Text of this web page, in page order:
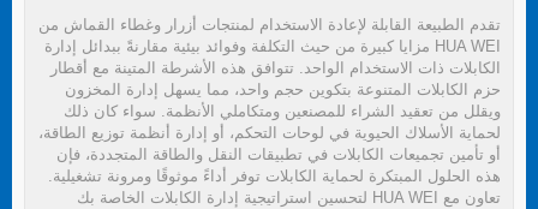
تقدم الطبيعة القابلة لإعادة الاستخدام لمنتجات أزرار وغطاء القماش من
HUA WEI مزايا كبيرة من حيث التكلفة وفوائد بيئية مقارنةً ببدائل إدارة
الكابلات ذات الاستخدام الواحد. تتوافق هذه الأشرطة المتينة مع أقطار
حزم الكابلات المتنوعة بتكوين حجم واحد، مما يسهل إدارة المخزون
ويقلل من تعقيد الشراء للمصنعين ومتكاملي الأنظمة. سواء كان ذلك
لحماية الأسلاك الحيوية في لوحات التحكم، أو إدارة أنظمة توزيع الطاقة،
أو تأمين تجميعات الكابلات في تطبيقات النقل والطاقة المتجددة، فإن
هذه الحلول المبتكرة لحماية الكابلات توفر أداءً موثوقًا ومرونة تشغيلية.
تعاون مع HUA WEI لتحسين استراتيجية إدارة الكابلات الخاصة بك